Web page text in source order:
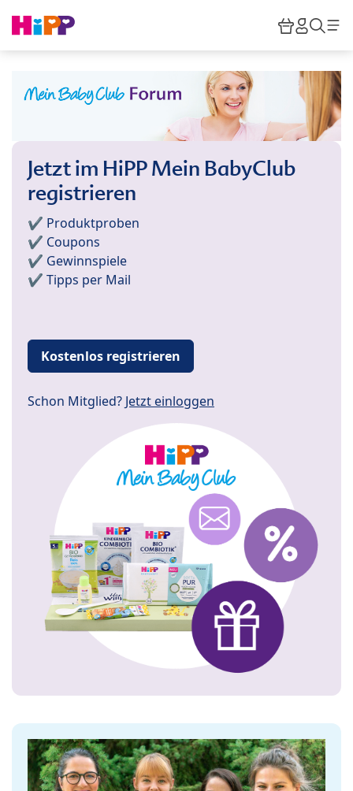
HiPP
Jetzt im HiPP Mein BabyClub
registrieren
✔️ Produktproben
✔️ Coupons
✔️ Gewinnspiele
✔️ Tipps per Mail
Kostenlos registrieren
Schon Mitglied? Jetzt einloggen